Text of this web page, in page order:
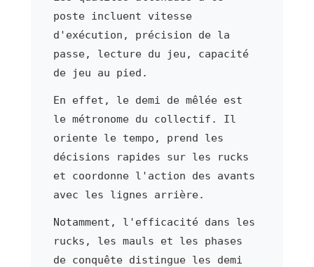
poste incluent vitesse
d'exécution, précision de la
passe, lecture du jeu, capacité
de jeu au pied.
En effet, le demi de mêlée est
le métronome du collectif. Il
oriente le tempo, prend les
décisions rapides sur les rucks
et coordonne l'action des avants
avec les lignes arrière.
Notamment, l'efficacité dans les
rucks, les mauls et les phases
de conquête distingue les demi